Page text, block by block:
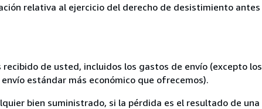
relativa al ejercicio del derecho de desistimiento antes
de usted, incluidos los gastos de envío (excepto los
estándar más económico que ofrecemos).
bien suministrado, si la pérdida es el resultado de una